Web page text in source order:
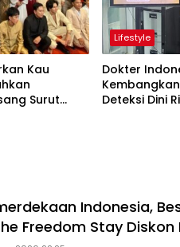
Kau
Surut
Lifestyle
Dokter
Deteksi Dini
Indonesia,
Freedom Stay Diskon